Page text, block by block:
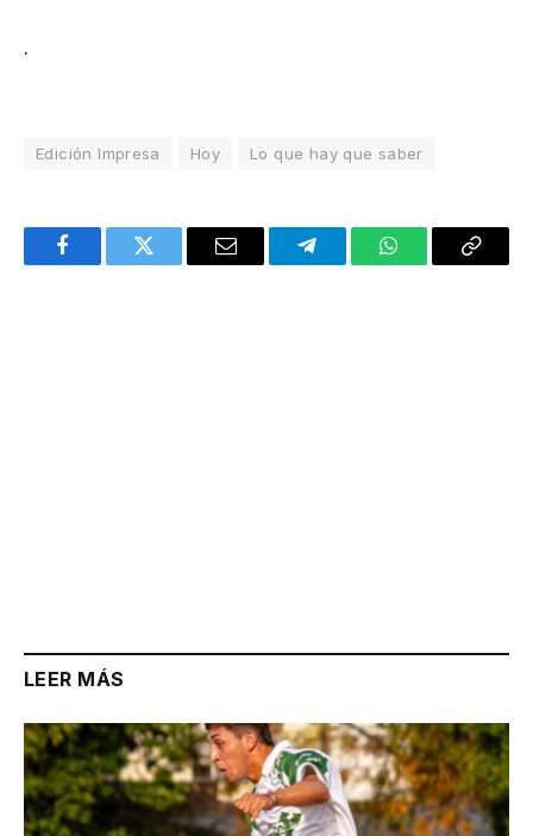
.
Edición Impresa Hoy Lo que hay que saber
FacebookTwitter Email TelegramWhatsAppCopy
LEER MÁS